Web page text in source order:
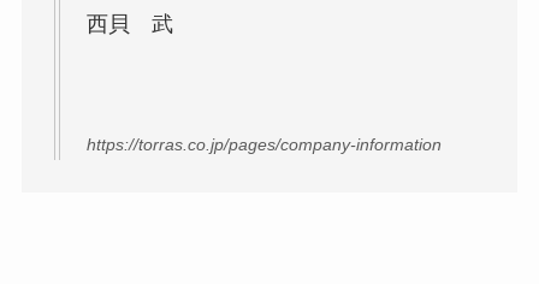
西貝 武
https://torras.co.jp/pages/company-information